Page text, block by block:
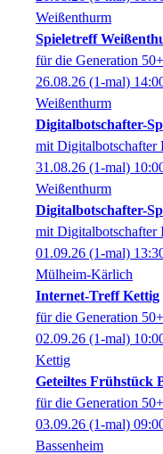
Weißenthurm
Spieletreff
für die Generation
26.08.26 (1-mal)
Weißenthurm
Digitalbotschafter-
mit Digitalbotschafter
31.08.26 (1-mal)
Weißenthurm
Digitalbotschafter-
mit Digitalbotschafter
01.09.26 (1-mal)
Mülheim-Kärlich
Internet-Treff Kettig
für die Generation
02.09.26 (1-mal)
Kettig
Geteiltes Frühstück
für die Generation
03.09.26 (1-mal)
Bassenheim